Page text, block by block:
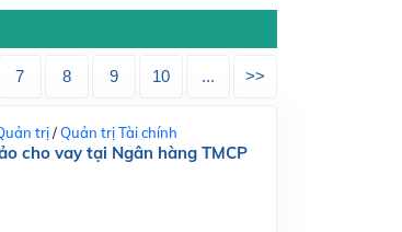
7 8 9 10 ... >>
trị/Quản trị Tài chính
cho vay tại Ngân hàng TMCP